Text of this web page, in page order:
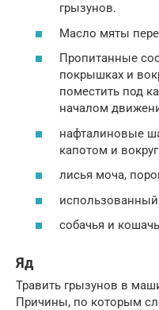
грызунов.
Масло мяты
Пропитанные
покрышках и
поместить под
началом
нафталиновые
капотом и
лисья моча,
собачья и
Яд
Травить грызунов в
Причины, по которым